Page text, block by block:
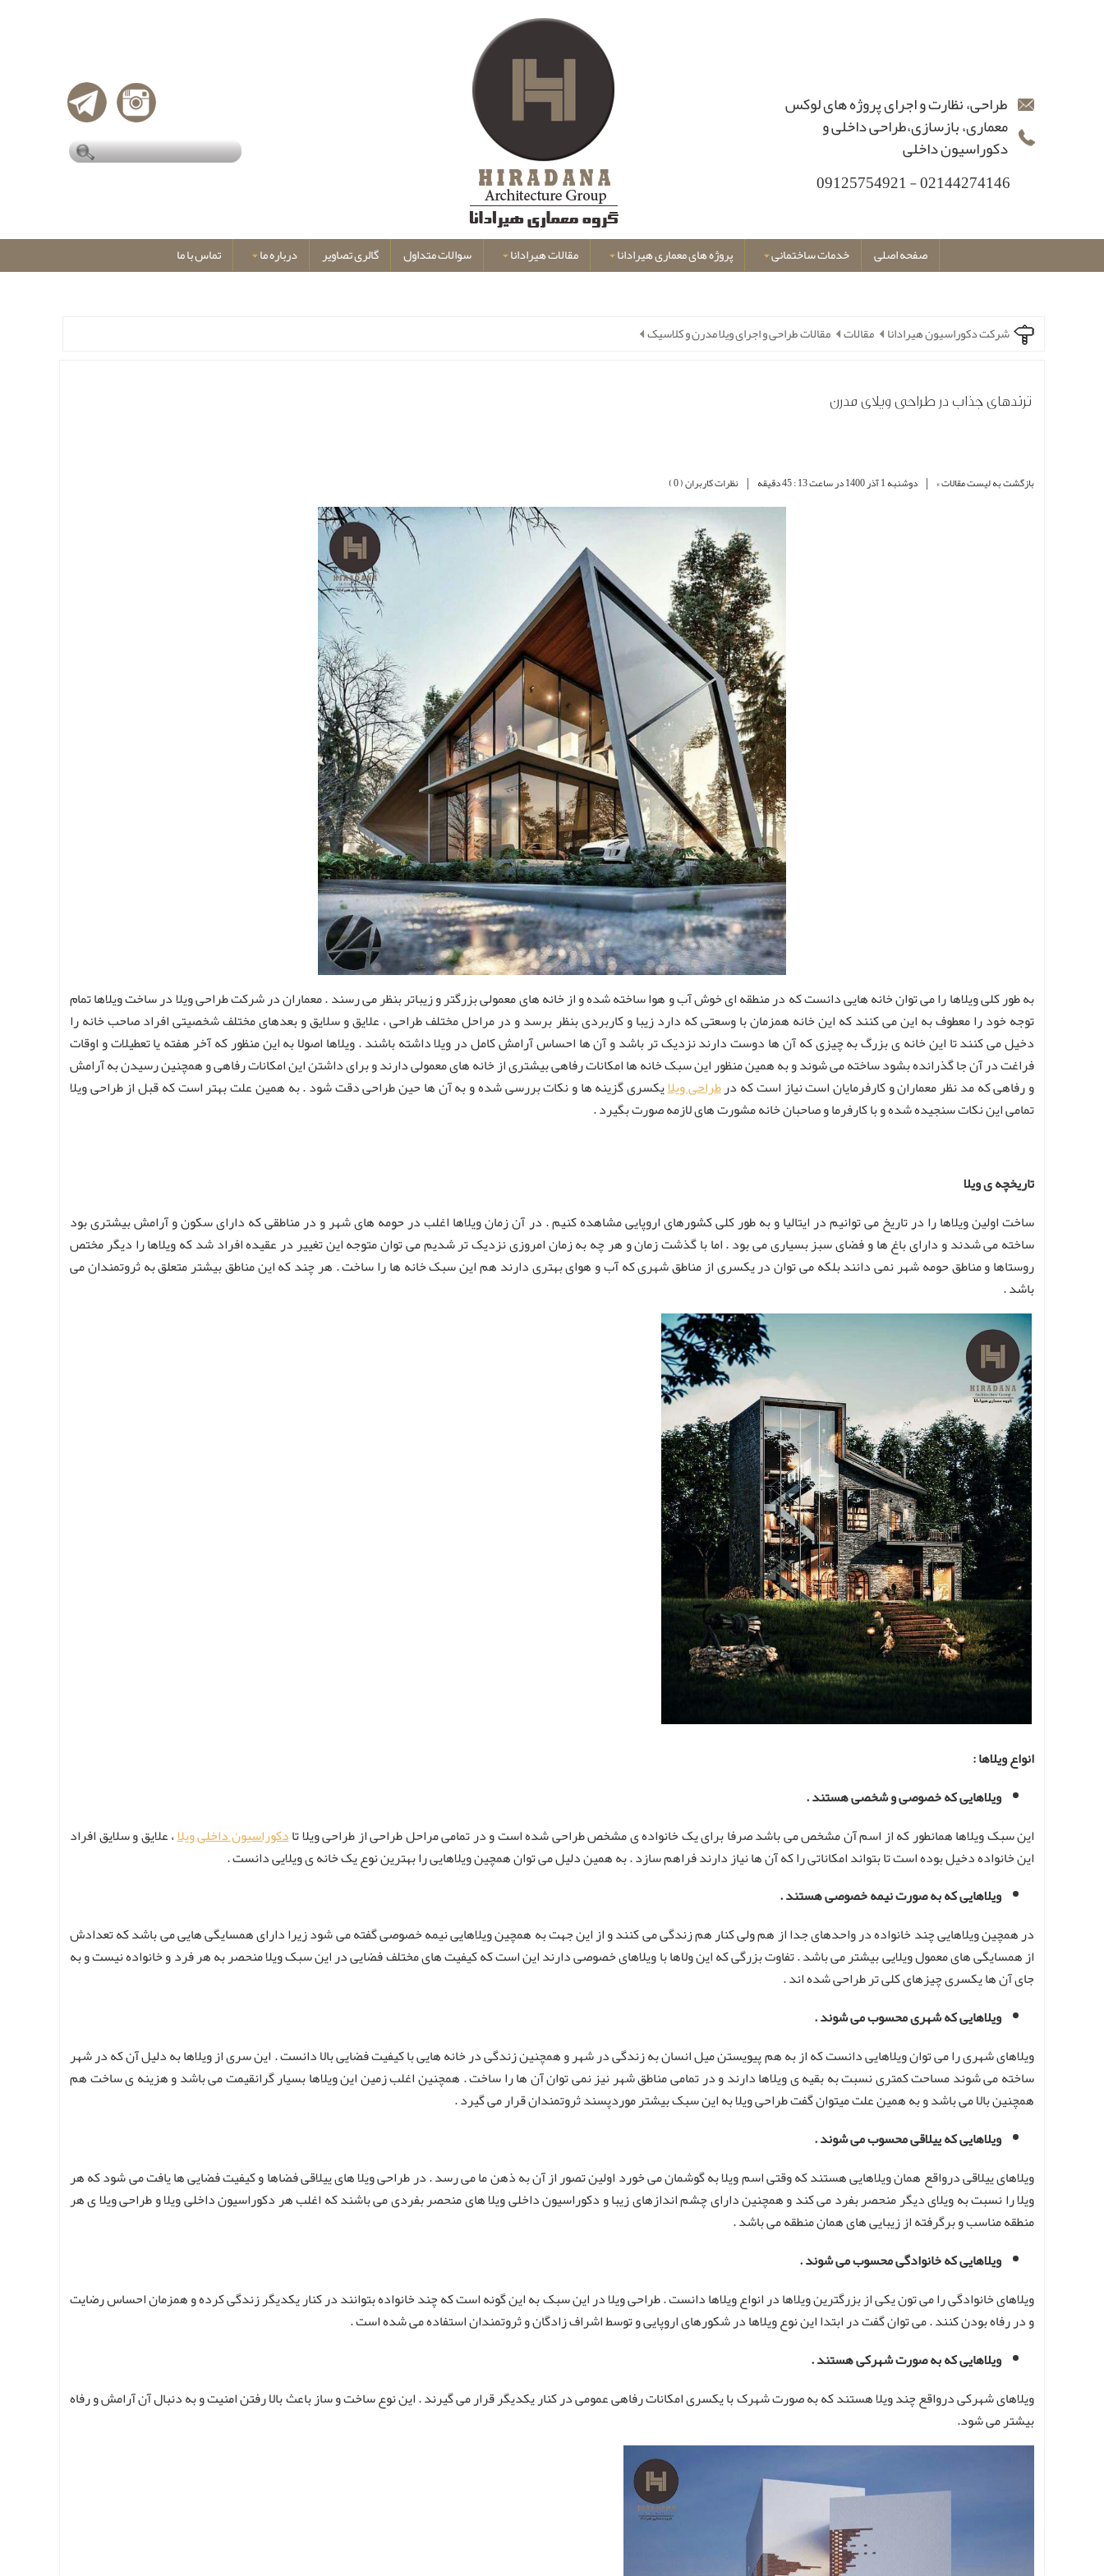
طراحی، نظارت و اجرای پروژه های لوکس
معماری، بازسازی،طراحی داخلی و
دکوراسیون داخلی
02144274146 - 09125754921
صفحه اصلی خدمات ساختمانی پروژه های معماری هیرادانا مقالات هیرادانا سوالات متداول گالری تصاویر درباره ما تماس با ما
شرکت دکوراسیون هیرادانا مقالات مقالات طراحی و اجرای ویلا مدرن و کلاسیک
ترندهای جذاب در طراحی ویلای مدرن
بازگشت به لیست مقالات » | دوشنبه 1 آذر 1400 در ساعت 13 : 45 دقیقه | نظرات کاربران ( 0 )
به طور کلی ویلاها را می توان خانه هایی دانست که در منطقه ای خوش آب و هوا ساخته شده و از خانه های معمولی بزرگتر و زیباتر بنظر می رسند . معماران در شرکت طراحی ویلا در ساخت ویلاها تمام
توجه خود را معطوف به این می کنند که این خانه همزمان با وسعتی که دارد زیبا و کاربردی بنظر برسد و در مراحل مختلف طراحی ، علایق و سلایق و بعدهای مختلف شخصیتی افراد صاحب خانه را
دخیل می کنند تا این خانه ی بزرگ به چیزی که آن ها دوست دارند نزدیک تر باشد و آن ها احساس آرامش کامل در ویلا داشته باشند . ویلاها اصولا به این منظور که آخر هفته یا تعطیلات و اوقات
فراغت در آن جا گذرانده بشود ساخته می شوند و به همین منظور این سبک خانه ها امکانات رفاهی بیشتری از خانه های معمولی دارند و برای داشتن این امکانات رفاهی و همچنین رسیدن به آرامش
و رفاهی که مد نظر معماران و کارفرمایان است نیاز است که درطراحی ویلایکسری گزینه ها و نکات بررسی شده و به آن ها حین طراحی دقت شود . به همین علت بهتر است که قبل از طراحی ویلا
تمامی این نکات سنجیده شده و با کارفرما و صاحبان خانه مشورت های لازمه صورت بگیرد .
تاریخچه ی ویلا
ساخت اولین ویلاها را در تاریخ می توانیم در ایتالیا و به طور کلی کشورهای اروپایی مشاهده کنیم . در آن زمان ویلاها اغلب در حومه های شهر و در مناطقی که دارای سکون و آرامش بیشتری بود
ساخته می شدند و دارای باغ ها و فضای سبز بسیاری می بود . اما با گذشت زمان و هر چه به زمان امروزی نزدیک تر شدیم می توان متوجه این تغییر در عقیده افراد شد که ویلاها را دیگر مختص
روستاها و مناطق حومه شهر نمی دانند بلکه می توان در یکسری از مناطق شهری که آب و هوای بهتری دارند هم این سبک خانه ها را ساخت . هر چند که این مناطق بیشتر متعلق به ثروتمندان می
باشد .
انواع ویلاها :
ویلاهایی که خصوصی و شخصی هستند .
این سبک ویلاها همانطور که از اسم آن مشخص می باشد صرفا برای یک خانواده ی مشخص طراحی شده است و در تمامی مراحل طراحی از طراحی ویلا تادکوراسیون داخلی ویلا، علایق و سلایق افراد
این خانواده دخیل بوده است تا بتواند امکاناتی را که آن ها نیاز دارند فراهم سازد . به همین دلیل می توان همچین ویلاهایی را بهترین نوع یک خانه ی ویلایی دانست .
ویلاهایی که به صورت نیمه خصوصی هستند .
در همچین ویلاهایی چند خانواده در واحدهای جدا از هم ولی کنار هم زندگی می کنند و از این جهت به همچین ویلاهایی نیمه خصوصی گفته می شود زیرا دارای همسایگی هایی می باشد که تعدادش
از همسایگی های معمول ویلایی بیشتر می باشد . تفاوت بزرگی که این ولاها با ویلاهای خصوصی دارند این است که کیفیت های مختلف فضایی در این سبک ویلا منحصر به هر فرد و خانواده نیست و به
جای آن ها یکسری چیزهای کلی تر طراحی شده اند .
ویلاهایی که شهری محسوب می شوند .
ویلاهای شهری را می توان ویلاهایی دانست که از به هم پیویستن میل انسان به زندگی در شهر و همچنین زندگی در خانه هایی با کیفیت فضایی بالا دانست . این سری از ویلاها به دلیل آن که در شهر
ساخته می شوند مساحت کمتری نسبت به بقیه ی ویلاها دارند و در تمامی مناطق شهر نیز نمی توان آن ها را ساخت . همچنین اغلب زمین این ویلاها بسیار گرانقیمت می باشد و هزینه ی ساخت هم
همچنین بالا می باشد و به همین علت میتوان گفت طراحی ویلا به این سبک بیشتر موردپسند ثروتمندان قرار می گیرد .
ویلاهایی که ییلاقی محسوب می شوند .
ویلاهای ییلاقی درواقع همان ویلاهایی هستند که وقتی اسم ویلا به گوشمان می خورد اولین تصور از آن به ذهن ما می رسد . در طراحی ویلا های ییلاقی فضاها و کیفیت فضایی ها یافت می شود که هر
ویلا را نسبت به ویلای دیگر منحصر بفرد می کند و همچنین دارای چشم اندازهای زیبا و دکوراسیون داخلی ویلا های منحصر بفردی می باشند که اغلب هر دکوراسیون داخلی ویلا و طراحی ویلا ی هر
منطقه مناسب و برگرفته از زیبایی های همان منطقه می باشد .
ویلاهایی که خانوادگی محسوب می شوند .
ویلاهای خانوادگی را می تون یکی از بزرگترین ویلاها در انواع ویلاها دانست . طراحی ویلا در این سبک به این گونه است که چند خانواده بتوانند در کنار یکدیگر زندگی کرده و همزمان احساس رضایت
و در رفاه بودن کنند . می توان گفت در ابتدا این نوع ویلاها در شکورهای اروپایی و توسط اشراف زادگان و ثروتمندان استفاده می شده است .
ویلاهایی که به صورت شهرکی هستند .
ویلاهای شهرکی درواقع چند ویلا هستند که به صورت شهرک با یکسری امکانات رفاهی عمومی در کنار یکدیگر قرار می گیرند . این نوع ساخت و ساز باعث بالا رفتن امنیت و به دنبال آن آرامش و رفاه
بیشتر می شود.